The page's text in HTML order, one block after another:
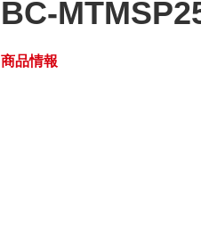
BC-
商品情報